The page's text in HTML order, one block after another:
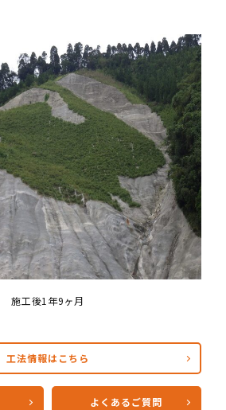
施工後1年9ヶ月
工法情報はこちら
よくあるご質問